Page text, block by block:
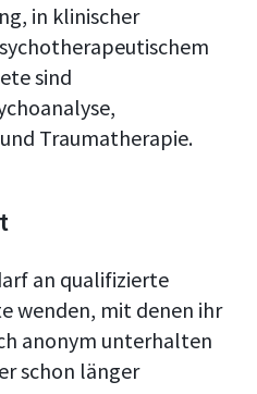
in klinischer
sind
Traumatherapie.
an qualifizierte
wenden, mit denen ihr
anonym unterhalten
schon länger